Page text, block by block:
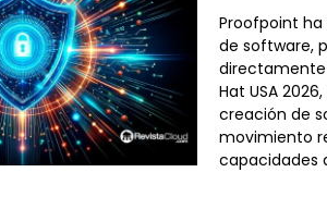
Proofpoint
de software,
directamente
Hat USA
creación de
movimiento
capacidades